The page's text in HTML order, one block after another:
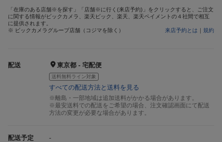
「在庫のある店舗※を探す」「店舗※に行く(来店予約)」をクリックすると、ご注文
に関する情報がビックカメラ、楽天ビック、楽天、楽天ペイメントの４社間で相互
に提供されます。
※ ビックカメラグループ店舗（コジマを除く）
来店予約とは ｜ 規約
配送 東京都 - 宅配便
送料無料ライン対象
すべての配送方法と送料を見る
※離島・一部地域は追加送料がかかる場合があります。
※最安送料での配送をご希望の場合、注文確認画面にて配送
方法の変更が必要な場合があります。
配送予定 -